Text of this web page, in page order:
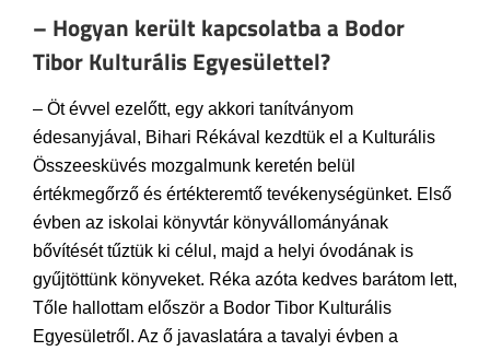
– Hogyan került kapcsolatba a Bodor
Tibor Kulturális Egyesülettel?
– Öt évvel ezelőtt, egy akkori tanítványom
édesanyjával, Bihari Rékával kezdtük el a Kulturális
Összeesküvés mozgalmunk keretén belül
értékmegőrző és értékteremtő tevékenységünket. Első
évben az iskolai könyvtár könyvállományának
bővítését tűztük ki célul, majd a helyi óvodának is
gyűjtöttünk könyveket. Réka azóta kedves barátom lett,
Tőle hallottam először a Bodor Tibor Kulturális
Egyesületről. Az ő javaslatára a tavalyi évben a